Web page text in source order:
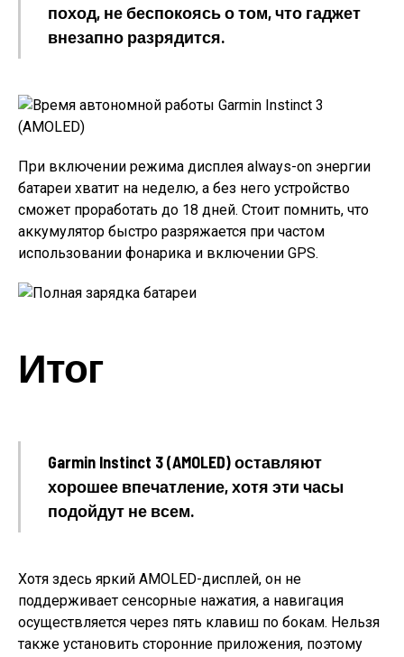
поход, не беспокоясь о том, что гаджет
внезапно разрядится.
При включении режима дисплея always-on энергии
батареи хватит на неделю, а без него устройство
сможет проработать до 18 дней. Стоит помнить, что
аккумулятор быстро разряжается при частом
использовании фонарика и включении GPS.
Итог
Garmin Instinct 3 (AMOLED) оставляют
хорошее впечатление, хотя эти часы
подойдут не всем.
Хотя здесь яркий AMOLED-дисплей, он не
поддерживает сенсорные нажатия, а навигация
осуществляется через пять клавиш по бокам. Нельзя
также установить сторонние приложения, поэтому